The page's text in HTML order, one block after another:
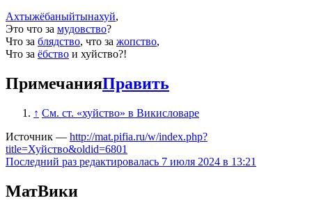
Ахтыжёбаныйтынахуй,
Это что за мудовство?
Что за блядство, что за жопство,
Что за ёбство и хуйство?!
ПримечанияПравить
↑ См. ст. «хуйство» в Викисловаре
Источник — http://mat.pifia.ru/w/index.php?
title=Хуйство&oldid=6801
Последний раз редактировалась 7 июля 2024 в 13:21
МатВики